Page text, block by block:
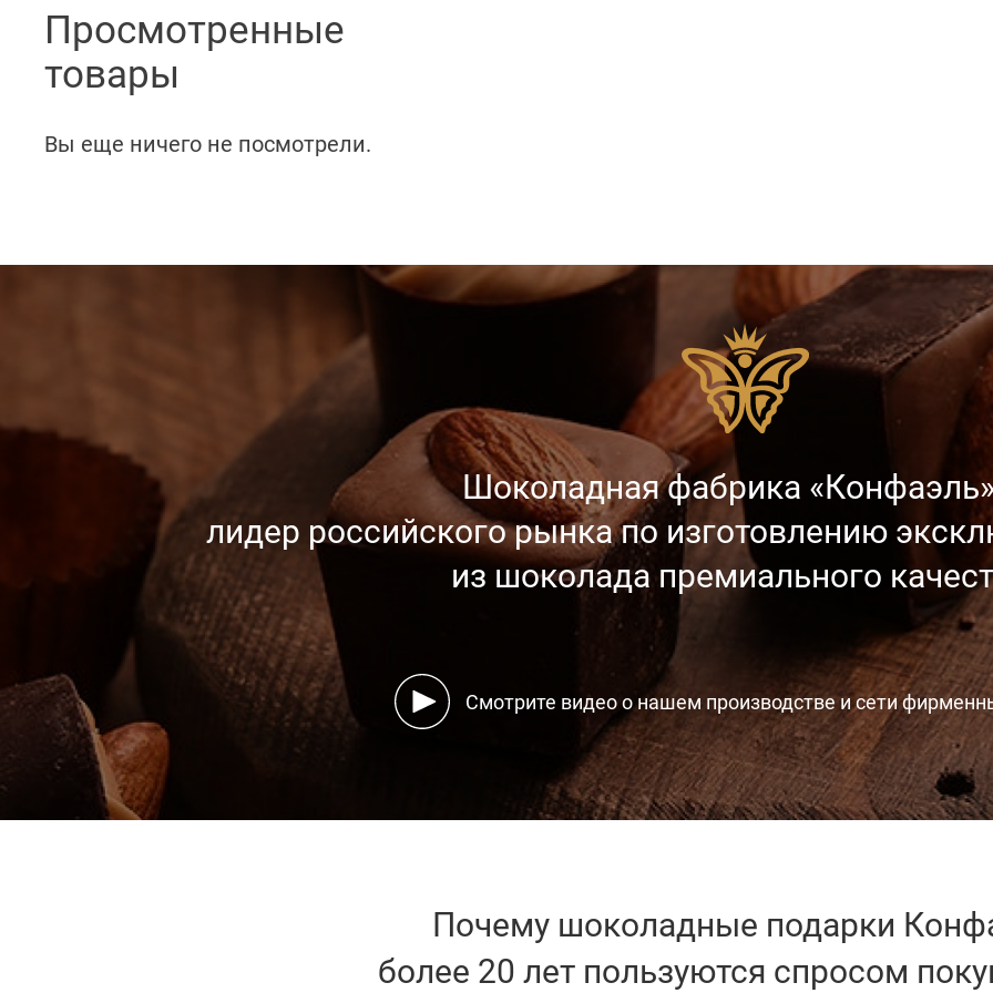
Просмотренные
товары
Вы еще ничего не посмотрели.
Шоколадная фабрика
лидер российского рынкапо изготовлению
из шоколадапремиального
Смотрите видеоо нашем производствеи сети
Почему шоколадные подарки
более 20 лет пользуются спросом